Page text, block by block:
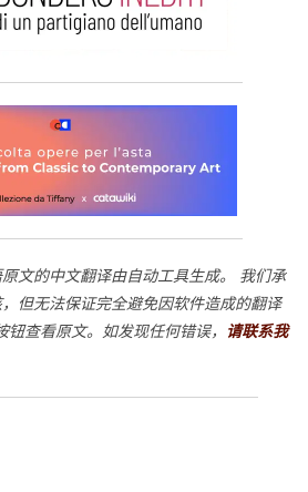
文的中文翻译由自动工具生成。 我们承
但无法保证完全避免因软件造成的翻译
查看原文。如发现任何错误， 请联系我